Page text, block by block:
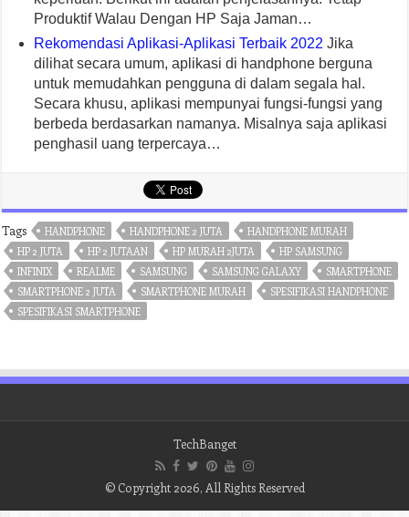
Produktif Walau Dengan HP Saja Jaman…
Rekomendasi Aplikasi-Aplikasi Terbaik 2022 Jika
dilihat secara umum, aplikasi di handphone berguna
untuk memudahkan pengguna di dalam segala hal.
Secara khusu, aplikasi mempunyai fungsi-fungsi yang
berbeda berdasarkan namanya. Misalnya saja aplikasi
penghasil uang terpercaya…
Tags HANDPHONE HANDPHONE 2 JUTA
HANDPHONE MURAH
HP 2 JUTA
HP 2 JUTAAN HP MURAH 2JUTA
HP SAMSUNG
INFINIX
REALME SAMSUNG SAMSUNG GALAXY
SMARTPHONE
SMARTPHONE 2 JUTA
SMARTPHONE MURAH
SPESIFIKASI HANDPHONE
SPESIFIKASI SMARTPHONE
TechBanget
© Copyright 2026, All Rights Reserved